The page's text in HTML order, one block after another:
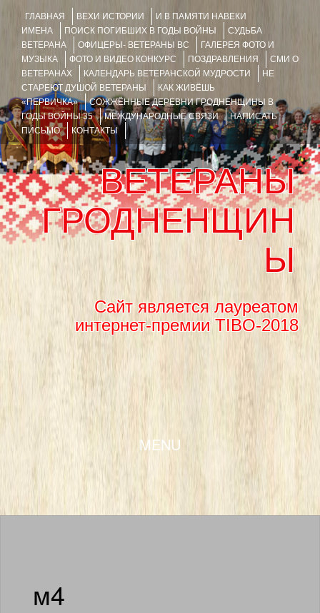
ГЛАВНАЯ ВЕХИ ИСТОРИИ
И В ПАМЯТИ НАВЕКИ
ИМЕНА
ПОИСК ПОГИБШИХ В ГОДЫ ВОЙНЫ
СУДЬБА
ВЕТЕРАНА
ОФИЦЕРЫ- ВЕТЕРАНЫ ВС
ГАЛЕРЕЯ ФОТО И
МУЗЫКА
ФОТО И ВИДЕО КОНКУРС ПОЗДРАВЛЕНИЯ
СМИ О
ВЕТЕРАНАХ
КАЛЕНДАРЬ ВЕТЕРАНСКОЙ МУДРОСТИ
НЕ
СТАРЕЮТ ДУШОЙ ВЕТЕРАНЫ
КАК ЖИВЁШЬ
«ПЕРВИЧКА»
СОЖЖЁННЫЕ ДЕРЕВНИ ГРОДНЕНЩИНЫ В
ГОДЫ ВОЙНЫ 35
МЕЖДУНАРОДНЫЕ СВЯЗИ
НАПИСАТЬ
ПИСЬМО
КОНТАКТЫ
ВЕТЕРАНЫ
ГРОДНЕНЩИН
Ы
Сайт является лауреатом
интернет-премии TIBO-2018
MENU
SKIP TO CONTENT
м4